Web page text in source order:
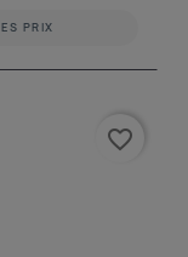
PRIX
favorite_border